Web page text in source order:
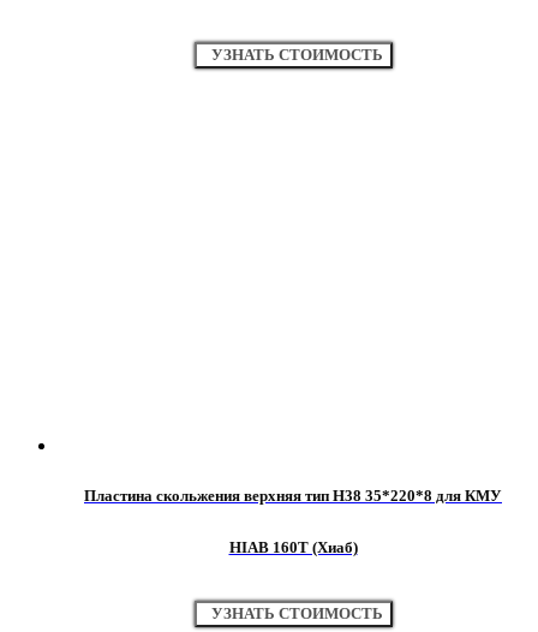
УЗНАТЬ СТОИМОСТЬ
Пластина скольжения верхняя тип H38 35*220*8 для КМУ
HIAB 160T (Хиаб)
УЗНАТЬ СТОИМОСТЬ